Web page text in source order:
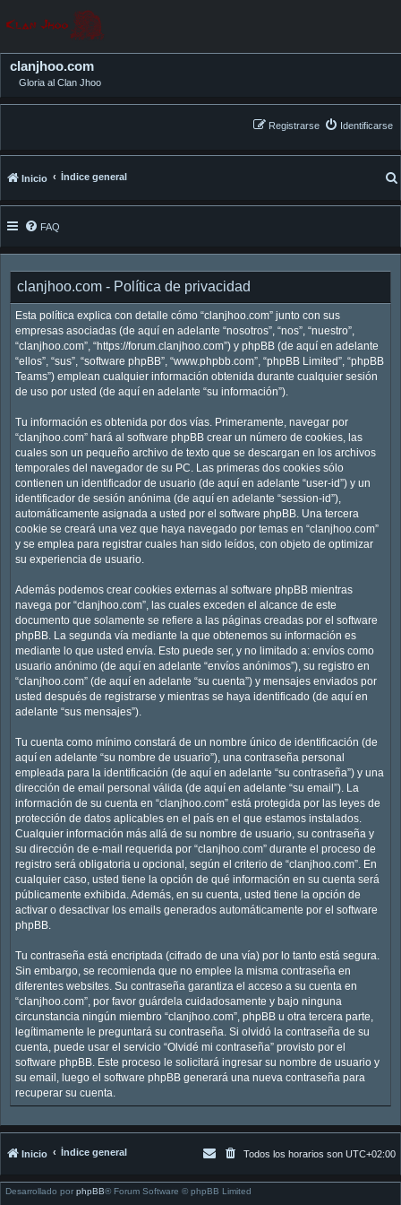
clanjhoo.com
Gloria al Clan Jhoo
Identificarse
Registrarse
Inicio Índice general
FAQ
clanjhoo.com - Política de privacidad
Esta política explica con detalle cómo “clanjhoo.com” junto con sus
empresas asociadas (de aquí en adelante “nosotros”, “nos”, “nuestro”,
“clanjhoo.com”, “https://forum.clanjhoo.com”) y phpBB (de aquí en adelante
“ellos”, “sus”, “software phpBB”, “www.phpbb.com”, “phpBB Limited”, “phpBB
Teams”) emplean cualquier información obtenida durante cualquier sesión
de uso por usted (de aquí en adelante “su información”).
Tu información es obtenida por dos vías. Primeramente, navegar por
“clanjhoo.com” hará al software phpBB crear un número de cookies, las
cuales son un pequeño archivo de texto que se descargan en los archivos
temporales del navegador de su PC. Las primeras dos cookies sólo
contienen un identificador de usuario (de aquí en adelante “user-id”) y un
identificador de sesión anónima (de aquí en adelante “session-id”),
automáticamente asignada a usted por el software phpBB. Una tercera
cookie se creará una vez que haya navegado por temas en “clanjhoo.com”
y se emplea para registrar cuales han sido leídos, con objeto de optimizar
su experiencia de usuario.
Además podemos crear cookies externas al software phpBB mientras
navega por “clanjhoo.com”, las cuales exceden el alcance de este
documento que solamente se refiere a las páginas creadas por el software
phpBB. La segunda vía mediante la que obtenemos su información es
mediante lo que usted envía. Esto puede ser, y no limitado a: envíos como
usuario anónimo (de aquí en adelante “envíos anónimos”), su registro en
“clanjhoo.com” (de aquí en adelante “su cuenta”) y mensajes enviados por
usted después de registrarse y mientras se haya identificado (de aquí en
adelante “sus mensajes”).
Tu cuenta como mínimo constará de un nombre único de identificación (de
aquí en adelante “su nombre de usuario”), una contraseña personal
empleada para la identificación (de aquí en adelante “su contraseña”) y una
dirección de email personal válida (de aquí en adelante “su email”). La
información de su cuenta en “clanjhoo.com” está protegida por las leyes de
protección de datos aplicables en el país en el que estamos instalados.
Cualquier información más allá de su nombre de usuario, su contraseña y
su dirección de e-mail requerida por “clanjhoo.com” durante el proceso de
registro será obligatoria u opcional, según el criterio de “clanjhoo.com”. En
cualquier caso, usted tiene la opción de qué información en su cuenta será
públicamente exhibida. Además, en su cuenta, usted tiene la opción de
activar o desactivar los emails generados automáticamente por el software
phpBB.
Tu contraseña está encriptada (cifrado de una vía) por lo tanto está segura.
Sin embargo, se recomienda que no emplee la misma contraseña en
diferentes websites. Su contraseña garantiza el acceso a su cuenta en
“clanjhoo.com”, por favor guárdela cuidadosamente y bajo ninguna
circunstancia ningún miembro “clanjhoo.com”, phpBB u otra tercera parte,
legítimamente le preguntará su contraseña. Si olvidó la contraseña de su
cuenta, puede usar el servicio “Olvidé mi contraseña” provisto por el
software phpBB. Este proceso le solicitará ingresar su nombre de usuario y
su email, luego el software phpBB generará una nueva contraseña para
recuperar su cuenta.
Inicio Índice general Todos los horarios son UTC+02:00
Desarrollado por phpBB® Forum Software © phpBB Limited